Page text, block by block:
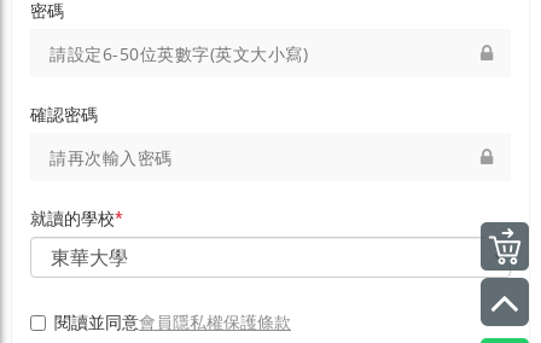
密碼
確認密碼
就讀的學校*
閱讀並同意會員隱私權保護條款